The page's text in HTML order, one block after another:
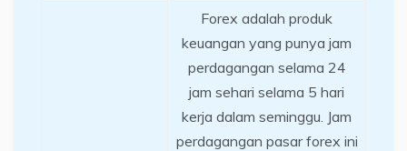
Forex adalah produk
keuangan yang punya jam
perdagangan selama 24
jam sehari selama 5 hari
kerja dalam seminggu. Jam
perdagangan pasar forex ini